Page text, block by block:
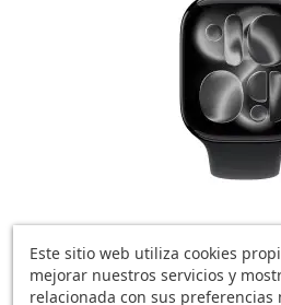
529,18 €
Este sitio web utiliza cookies
mejorar nuestros servicios y
relacionada con sus